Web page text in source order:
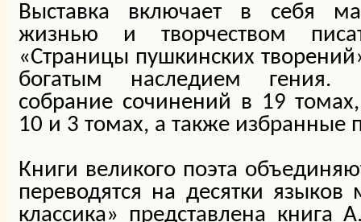
Выставка включает в себя
жизнью и творчеством
«Страницы пушкинских
богатым наследием гения.
собрание сочинений в 19
10 и 3 томах, а также избранные
Книги великого поэта
переводятся на десятки
классика» представлена